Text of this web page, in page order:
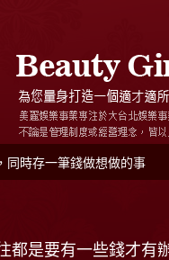
同時存一筆錢做想做的事
都是要有一些錢才有